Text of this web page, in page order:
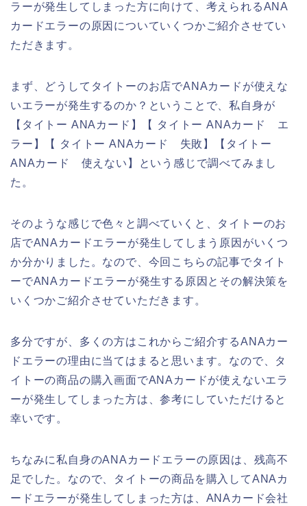
ラーが発生してしまった方に向けて、考えられるANA
カードエラーの原因についていくつかご紹介させてい
ただきます。
まず、どうしてタイトーのお店でANAカードが使えな
いエラーが発生するのか？ということで、私自身が
【タイトー ANAカード】【 タイトー ANAカード エ
ラー】【 タイトー ANAカード 失敗】【タイトー
ANAカード 使えない】という感じで調べてみまし
た。
そのような感じで色々と調べていくと、タイトーのお
店でANAカードエラーが発生してしまう原因がいくつ
か分かりました。なので、今回こちらの記事でタイト
ーでANAカードエラーが発生する原因とその解決策を
いくつかご紹介させていただきます。
多分ですが、多くの方はこれからご紹介するANAカー
ドエラーの理由に当てはまると思います。なので、タ
イトーの商品の購入画面でANAカードが使えないエラ
ーが発生してしまった方は、参考にしていただけると
幸いです。
ちなみに私自身のANAカードエラーの原因は、残高不
足でした。なので、タイトーの商品を購入してANAカ
ードエラーが発生してしまった方は、ANAカード会社